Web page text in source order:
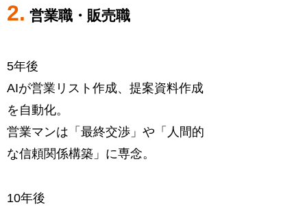
2. 営業職・販売職
5年後
AIが営業リスト作成、提案資料作成
を自動化。
営業マンは「最終交渉」や「人間的
な信頼関係構築」に専念。
10年後